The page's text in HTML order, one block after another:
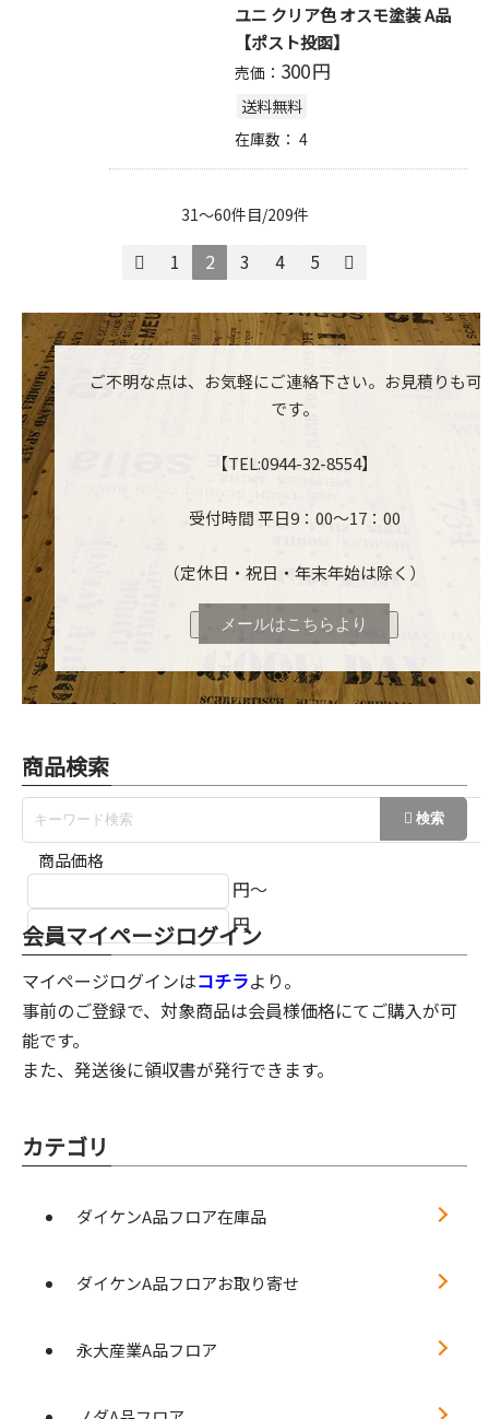
ユニ クリア色 オスモ塗装 A品
【ポスト投函】
売価： 300円
送料無料
在庫数： 4
31～60件目/209件
1 2 3 4 5
ご不明な点は、お気軽にご連絡下さい。お見積りも可
です。
【TEL:0944-32-8554】
受付時間 平日9：00～17：00
（定休日・祝日・年末年始は除く）
メールはこちらより
商品検索
商品価格
円～
円
会員マイページログイン
マイページログインはコチラより。
事前のご登録で、対象商品は会員様価格にてご購入が可
能です。
また、発送後に領収書が発行できます。
カテゴリ
ダイケンA品フロア在庫品
ダイケンA品フロアお取り寄せ
永大産業A品フロア